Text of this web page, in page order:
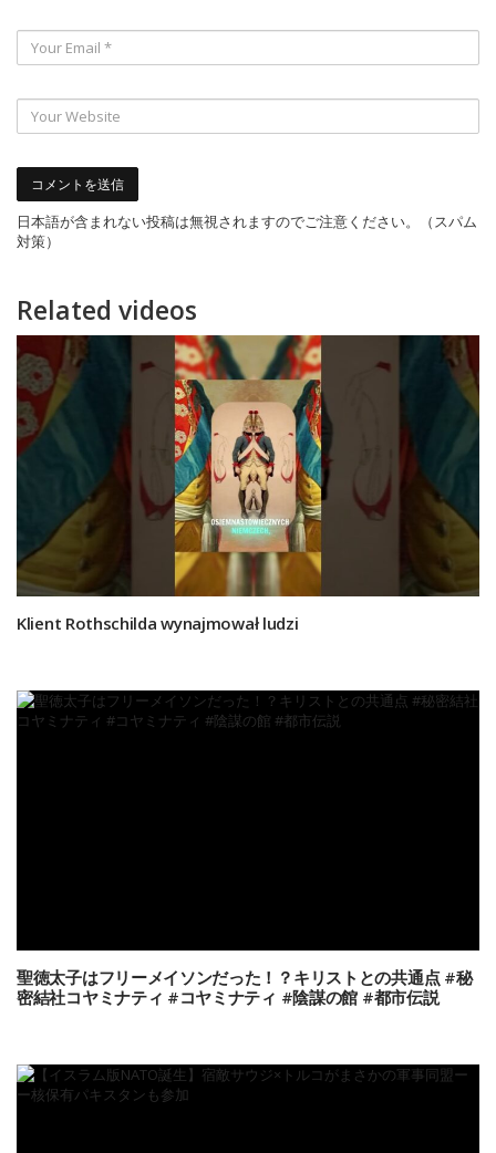
日本語が含まれない投稿は無視されますのでご注意ください。（スパム
対策）
Related videos
Klient Rothschilda wynajmował ludzi
聖徳太子はフリーメイソンだった！？キリストとの共通点 #秘
密結社コヤミナティ #コヤミナティ #陰謀の館 #都市伝説